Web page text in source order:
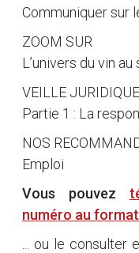
Communiquer sur
ZOOM SUR
L’univers du vin
VEILLE JURIDIQUE
Partie 1 : La
NOS
Emploi
Vous pouvez
numéro au format
... ou le consulter